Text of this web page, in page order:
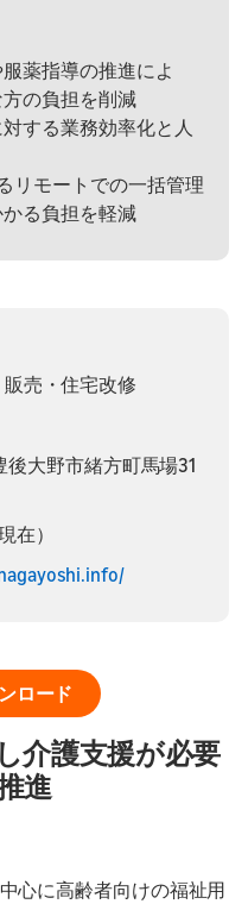
薬指導の推進によ
の負担を削減
する業務効率化と人
リモートでの一括管理
る負担を軽減
売・住宅改修
後大野市緒方町馬場31
在）
ロード
介護支援が必要
進
心に高齢者向けの福祉用